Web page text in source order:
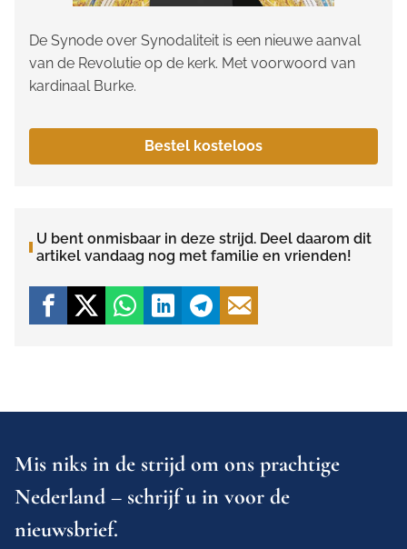
De Synode over Synodaliteit is een nieuwe aanval
van de Revolutie op de kerk. Met voorwoord van
kardinaal Burke.
Bestel kosteloos
U bent onmisbaar in deze strijd. Deel daarom dit
artikel vandaag nog met familie en vrienden!
Mis niks in de strijd om ons prachtige
Nederland – schrijf u in voor de
nieuwsbrief.